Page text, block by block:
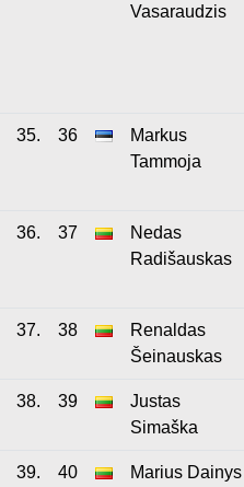
Vasaraudzis
35. 36
Markus
Tammoja
36. 37
Nedas
Radišauskas
37. 38
Renaldas
Šeinauskas
38. 39
Justas
Simaška
39. 40 Marius Dainys